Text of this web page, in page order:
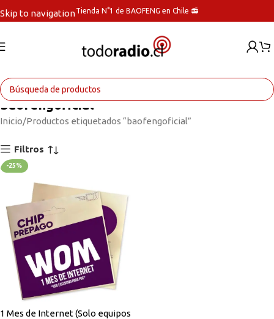
Skip to navigationTienda N°1 de BAOFENG en Chile 📻
baofengoficial
Inicio Productos etiquetados “baofengoficial”
Filtros
-25%
1 Mes de Internet (Solo equipos